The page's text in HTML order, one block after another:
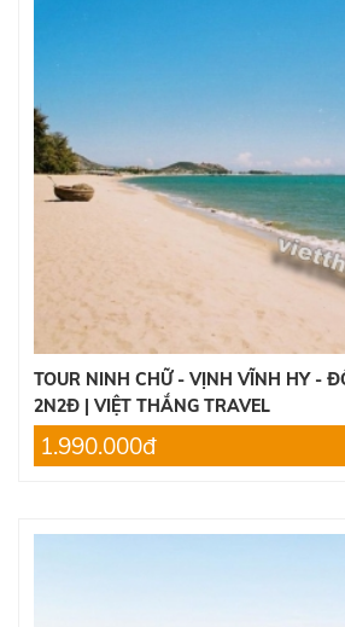
TOUR NINH CHỮ - VỊNH VĨNH HY -
2N2Đ | VIỆT THẮNG TRAVEL
1.990.000đ